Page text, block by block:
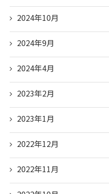
2024年10月
2024年9月
2024年4月
2023年2月
2023年1月
2022年12月
2022年11月